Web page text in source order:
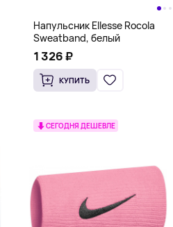
Напульсник Ellesse Rocola
Sweatband, белый
1 326 ₽
КУПИТЬ
СЕГОДНЯ ДЕШЕВЛЕ